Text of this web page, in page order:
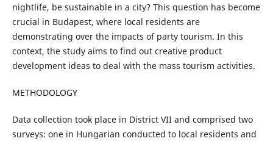
nightlife, be sustainable in a city? This question has become
crucial in Budapest, where local residents are
demonstrating over the impacts of party tourism. In this
context, the study aims to find out creative product
development ideas to deal with the mass tourism activities.
METHODOLOGY
Data collection took place in District VII and comprised two
surveys: one in Hungarian conducted to local residents and